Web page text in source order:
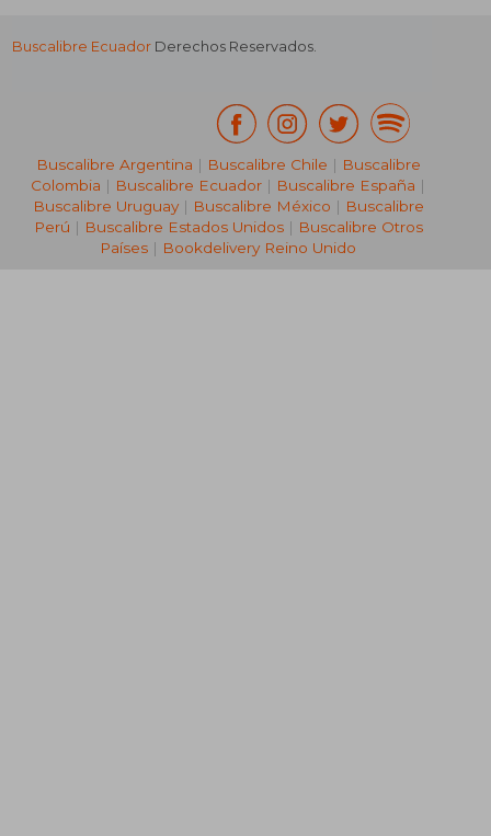
Buscalibre Ecuador Derechos Reservados.
Buscalibre Argentina | Buscalibre Chile | Buscalibre
Colombia | Buscalibre Ecuador | Buscalibre España |
Buscalibre Uruguay| Buscalibre México | Buscalibre
Perú | Buscalibre Estados Unidos| Buscalibre Otros
Países | Bookdelivery Reino Unido